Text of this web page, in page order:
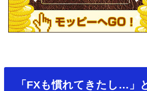
「FXも慣れてきたし…」